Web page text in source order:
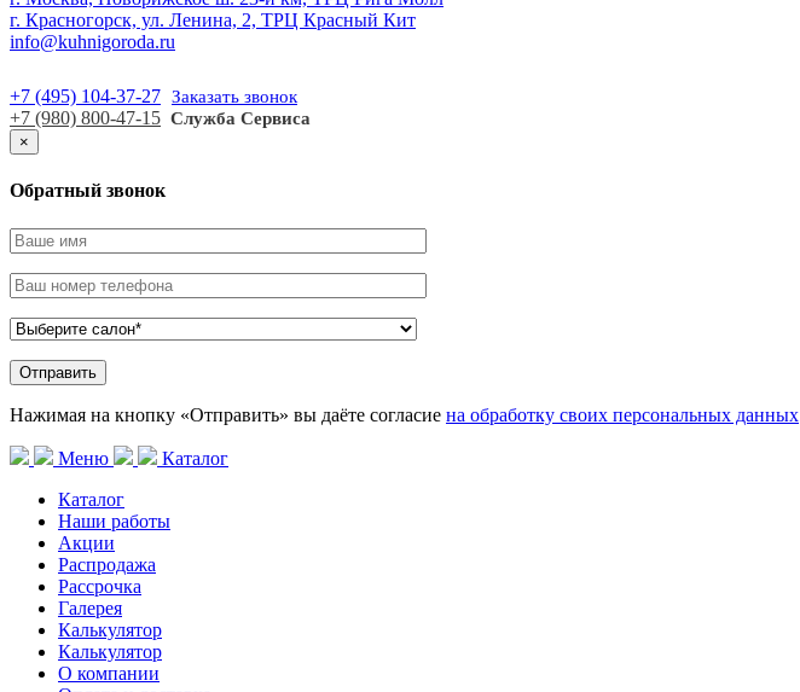
г. Красногорск, ул. Ленина, 2, ТРЦ Красный Кит
info@kuhnigoroda.ru
+7 (495) 104-37-27 Заказать звонок
+7 (980) 800-47-15 Служба Сервиса
×
Обратный звонок
Нажимая на кнопку «Отправить» вы даёте согласие на обработку своих персональных данных
Меню
Каталог
Каталог
Наши работы
Акции
Распродажа
Рассрочка
Галерея
Калькулятор
Калькулятор
О компании